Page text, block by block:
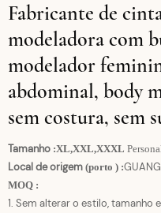
Fabricante de
modeladora com
modelador
abdominal, body
sem costura, sem
Tamanho :XL,XXL,XXXL
Local de origem (porto ) :
MOQ :
1. Sem alterar o estilo, tamanho